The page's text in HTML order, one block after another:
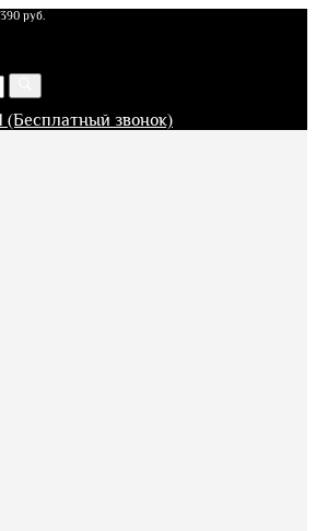
руб.
(Бесплатный звонок)